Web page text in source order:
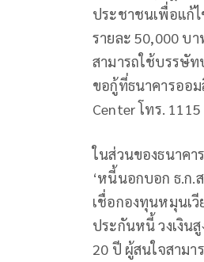
ประชาชนเพื่อแก้
รายละ 50,000 บ
สามารถใช้บรรษั
ขอกู้ที่ธนาคารออ
Center โทร. 1115
ในส่วนของธนาคา
‘หนี้นอกบอก ธ.ก.
เชื่อกองทุนหมุนเ
ประกันหนี้ วงเงิน
20 ปี ผู้สนใจสามา